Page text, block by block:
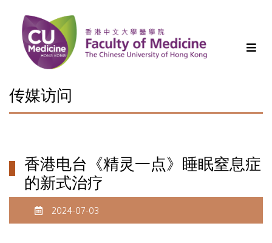
传媒访问
香港电台《精灵一点》睡眠窒息症
的新式治疗
2024-07-03